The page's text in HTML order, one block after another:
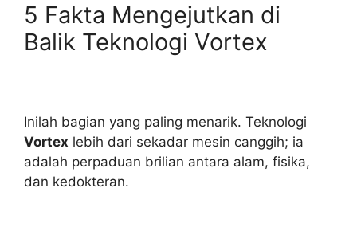
5 Fakta Mengejutkan di
Balik Teknologi Vortex
Inilah bagian yang paling menarik. Teknologi
Vortex lebih dari sekadar mesin canggih; ia
adalah perpaduan brilian antara alam, fisika,
dan kedokteran.